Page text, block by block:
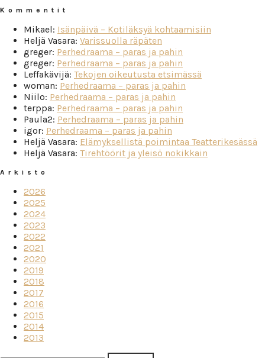
Kommentit
Mikael: Isänpäivä – Kotiläksyä kohtaamisiin
Heljä Vasara: Varissuolla räpäten
greger: Perhedraama – paras ja pahin
greger: Perhedraama – paras ja pahin
Leffakävijä: Tekojen oikeutusta etsimässä
woman: Perhedraama – paras ja pahin
Niilo: Perhedraama – paras ja pahin
terppa: Perhedraama – paras ja pahin
Paula2: Perhedraama – paras ja pahin
igor: Perhedraama – paras ja pahin
Heljä Vasara: Elämyksellistä poimintaa Teatterikesässä
Heljä Vasara: Tirehtöörit ja yleisö nokikkain
Arkisto
2026
2025
2024
2023
2022
2021
2020
2019
2018
2017
2016
2015
2014
2013